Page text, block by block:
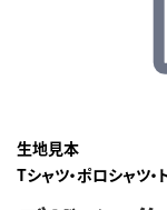
生地見本
Tシャツ・ポロシャツ